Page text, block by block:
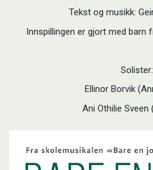
Tekst og musikk:
Innspillingen er gjort med barn
Solister:
Ellinor Borvik
Ani Othilie